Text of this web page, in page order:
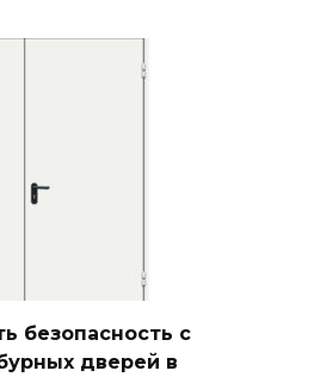
безопасность с
дверей в